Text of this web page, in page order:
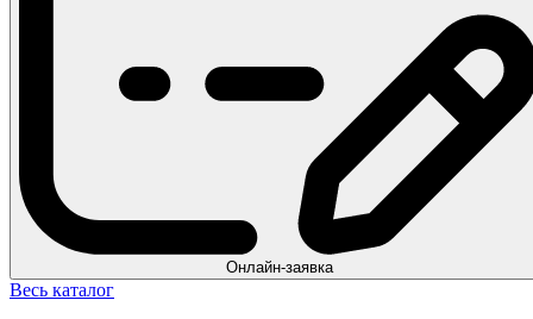
Онлайн-заявка
Весь каталог